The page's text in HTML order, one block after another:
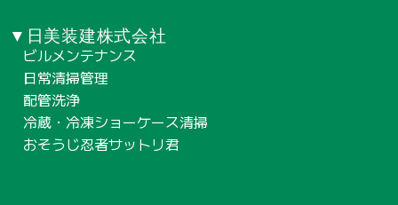
▼日美装建株式会社
ビルメンテナンス
日常清掃管理
配管洗浄
冷蔵・冷凍ショーケース清掃
おそうじ忍者サットリ君